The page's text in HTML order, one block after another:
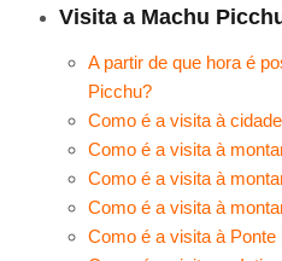
Visita a Machu
A partir de que hora é
Picchu?
Como é a visita à
Como é a visita à
Como é a visita à
Como é a visita à
Como é a visita à